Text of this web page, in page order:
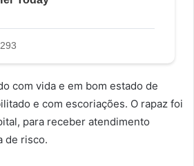
com vida e em bom estado de
e com escoriações. O rapaz foi
para receber atendimento
de risco.